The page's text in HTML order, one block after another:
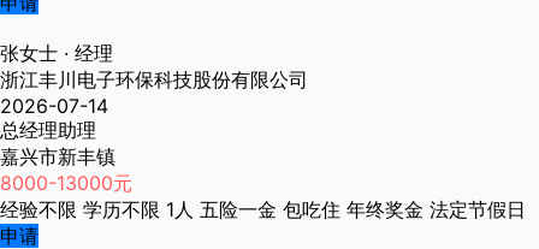
张女士 · 经理
浙江丰川电子环保科技股份有限公司
2026-07-14
总经理助理
嘉兴市新丰镇
8000-13000元
经验不限 学历不限 1人 五险一金 包吃住 年终奖金 法定节假日
申请